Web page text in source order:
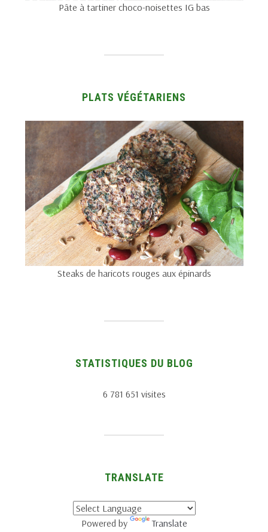
Pâte à tartiner choco-noisettes IG bas
PLATS VÉGÉTARIENS
Steaks de haricots rouges aux épinards
STATISTIQUES DU BLOG
6 781 651 visites
TRANSLATE
Powered by Translate